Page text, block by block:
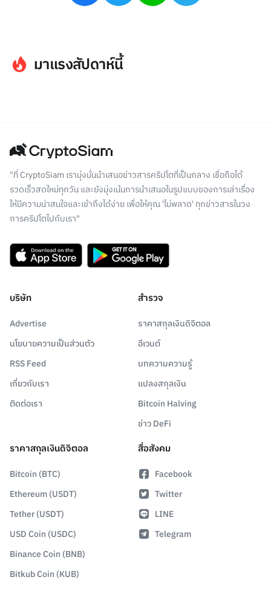
มาแรงสัปดาห์นี้
"ที่ CryptoSiam เรามุ่งมั่นนำเสนอข่าวสารคริปโตที่เป็นกลาง เชื่อถือได้
รวดเร็วสดใหม่ทุกวัน และยังมุ่งเน้นการนำเสนอในรูปแบบของการเล่าเรื่อง
ให้มีความน่าสนใจและเข้าถึงได้ง่าย เพื่อให้คุณ 'ไม่พลาด' ทุกข่าวสารในวง
การคริปโตไปกับเรา"
บริษัท
Advertise
นโยบายความเป็นส่วนตัว
RSS Feed
เกี่ยวกับเรา
ติดต่อเรา
สำรวจ
ราคาสกุลเงินดิจิตอล
อีเวนต์
บทความความรู้
แปลงสกุลเงิน
Bitcoin Halving
ข่าว DeFi
ราคาสกุลเงินดิจิตอล
Bitcoin (BTC)
Ethereum (USDT)
Tether (USDT)
USD Coin (USDC)
Binance Coin (BNB)
Bitkub Coin (KUB)
สื่อสังคม
Facebook
Twitter
LINE
Telegram